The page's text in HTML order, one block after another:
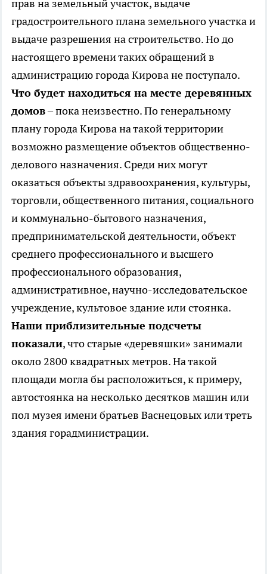
прав на земельный участок, выдаче
градостроительного плана земельного участка и
выдаче разрешения на строительство. Но до
настоящего времени таких обращений в
администрацию города Кирова не поступало.
Что будет находиться на месте деревянных
домов– пока неизвестно. По генеральному
плану города Кирова на такой территории
возможно размещение объектов общественно-
делового назначения. Среди них могут
оказаться объекты здравоохранения, культуры,
торговли, общественного питания, социального
и коммунально-бытового назначения,
предпринимательской деятельности, объект
среднего профессионального и высшего
профессионального образования,
административное, научно-исследовательское
учреждение, культовое здание или стоянка.
Наши приблизительные подсчеты
показали, что старые «деревяшки» занимали
около 2800 квадратных метров. На такой
площади могла бы расположиться, к примеру,
автостоянка на несколько десятков машин или
пол музея имени братьев Васнецовых или треть
здания горадминистрации.